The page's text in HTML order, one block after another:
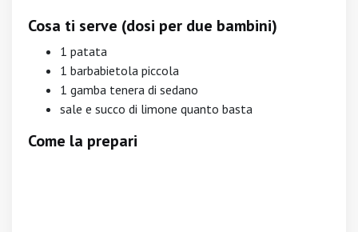
Cosa ti serve (dosi per due bambini)
1 patata
1 barbabietola piccola
1 gamba tenera di sedano
sale e succo di limone quanto basta
Come la prepari